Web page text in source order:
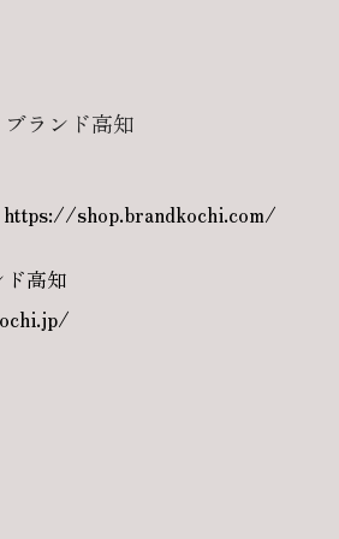
ブランド高知
https://shop.brandkochi.com/
高知